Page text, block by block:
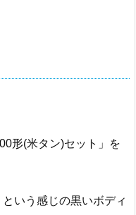
形(米タン)セット」を
いう感じの黒いボディ